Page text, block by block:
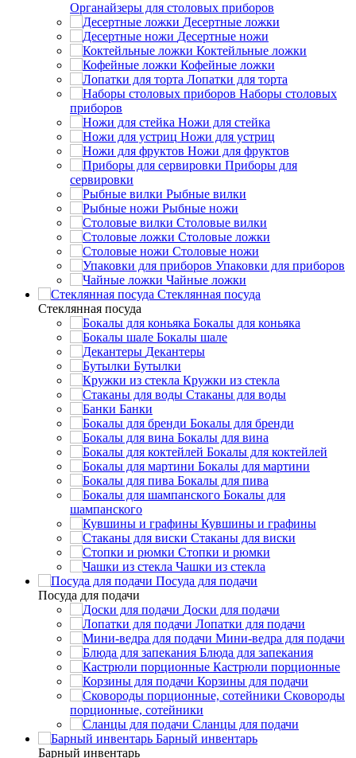
Органайзеры для столовых приборов
Десертные ложки
Десертные ножи
Коктейльные ложки
Кофейные ложки
Лопатки для торта
Наборы столовых
приборов
Ножи для стейка
Ножи для устриц
Ножи для фруктов
Приборы для
сервировки
Рыбные вилки
Рыбные ножи
Столовые вилки
Столовые ложки
Столовые ножи
Упаковки для приборов
Чайные ложки
Стеклянная посуда
Стеклянная посуда
Бокалы для коньяка
Бокалы шале
Декантеры
Бутылки
Кружки из стекла
Стаканы для воды
Банки
Бокалы для бренди
Бокалы для вина
Бокалы для коктейлей
Бокалы для мартини
Бокалы для пива
Бокалы для
шампанского
Кувшины и графины
Стаканы для виски
Стопки и рюмки
Чашки из стекла
Посуда для подачи
Посуда для подачи
Доски для подачи
Лопатки для подачи
Мини-ведра для подачи
Блюда для запекания
Кастрюли порционные
Корзины для подачи
Сковороды
порционные, сотейники
Сланцы для подачи
Барный инвентарь
Барный инвентарь